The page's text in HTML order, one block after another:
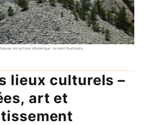
attractions d'Amérique : le mont Rushmore
lieux culturels –
art et